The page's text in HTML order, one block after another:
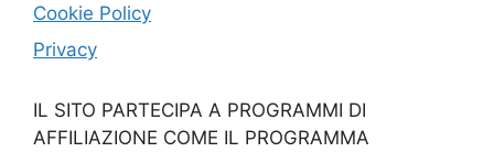
Cookie Policy
Privacy
IL SITO PARTECIPA A PROGRAMMI DI
AFFILIAZIONE COME IL PROGRAMMA